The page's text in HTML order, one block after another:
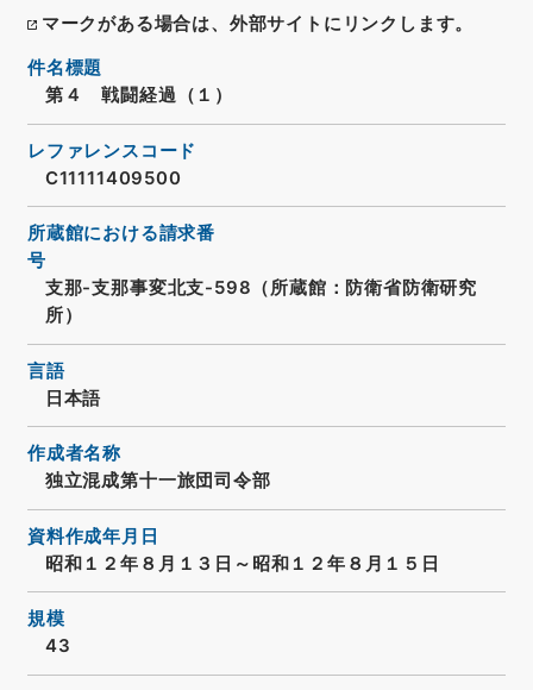
マークがある場合は、外部サイトにリンクします。
件名標題
第４ 戦闘経過（１）
レファレンスコード
C11111409500
所蔵館における請求番
号
支那-支那事変北支-598（所蔵館：防衛省防衛研究
所）
言語
日本語
作成者名称
独立混成第十一旅団司令部
資料作成年月日
昭和１２年８月１３日～昭和１２年８月１５日
規模
43